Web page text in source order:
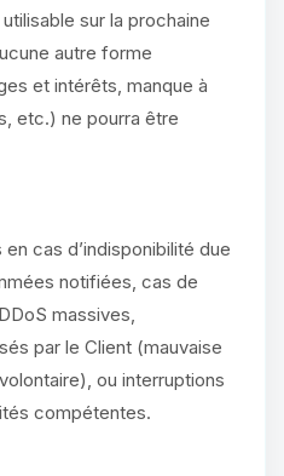
sur la prochaine
autre forme
et intérêts, manque à
etc.) ne pourra être
cas d’indisponibilité due
notifiées, cas de
massives,
par le Client (mauvaise
ou interruptions
compétentes.